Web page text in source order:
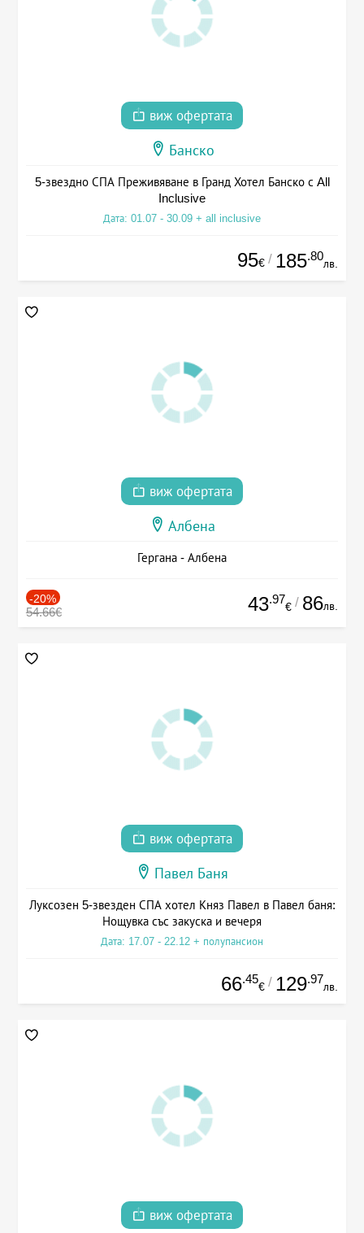
виж офертата
Банско
5-звездно СПА Преживяване в Гранд Хотел Банско с All
Inclusive
Дата: 01.07 - 30.09 + all inclusive
95€ / 185.80
лв.
виж офертата
Албена
Гергана - Албена
-20%
54.66€ 43.97
€ / 86лв.
виж офертата
Павел Баня
Луксозен 5-звезден СПА хотел Княз Павел в Павел баня:
Нощувка със закуска и вечеря
Дата: 17.07 - 22.12 + полупансион
66.45
€ / 129.97
лв.
виж офертата